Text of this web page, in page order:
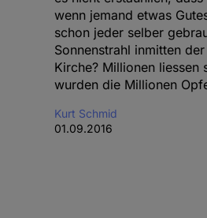
wenn jemand etwas
schon jeder selber
Sonnenstrahl inmitten
Kirche? Millionen liessen
wurden die Millionen
Kurt Schmid
01.09.2016